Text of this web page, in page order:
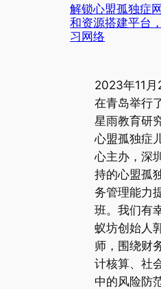
解锁心盟孤独症
和资源搭建平台
习网络
2023年11月
在青岛举行
星雨教育研
心盟孤独症
心主办，深
持的心盟孤
务管理能力
班。我们有
蚁坊创始人
师，围绕财
计核算、社
中的风险防